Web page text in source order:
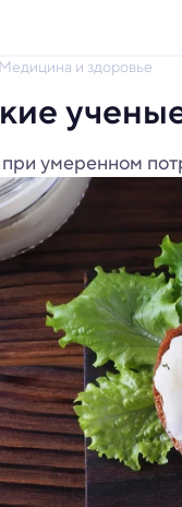
Медицина и здоровье
при умеренном